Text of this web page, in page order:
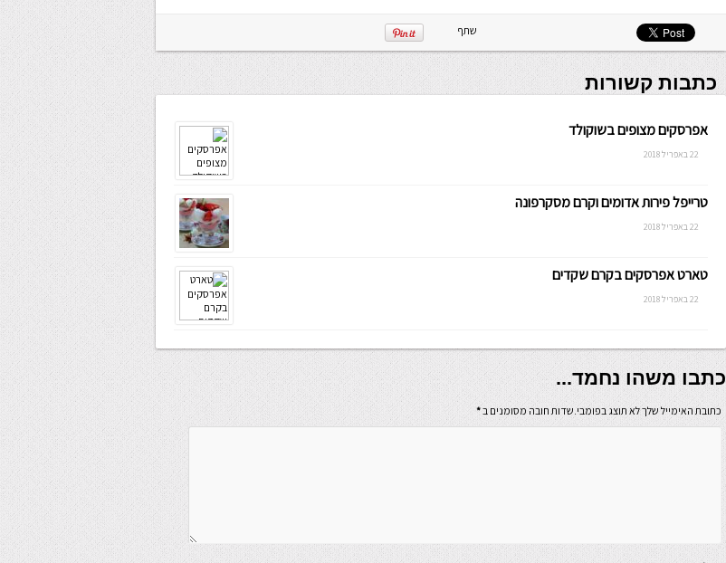
שתף
כתבות קשורות
אפרסקים מצופים בשוקולד
22 באפריל 2018
טרייפל פירות אדומים וקרם מסקרפונה
22 באפריל 2018
טארט אפרסקים בקרם שקדים
22 באפריל 2018
כתבו משהו נחמד...
כתובת האימייל שלך לא תוצג בפומבי.שדות חובה מסומנים ב*